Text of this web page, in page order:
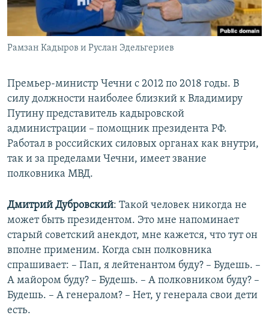
Рамзан Кадыров и Руслан Эдельгериев
Премьер-министр Чечни с 2012 по 2018 годы. В
силу должности наиболее близкий к Владимиру
Путину представитель кадыровской
администрации – помощник президента РФ.
Работал в российских силовых органах как внутри,
так и за пределами Чечни, имеет звание
полковника МВД.
Дмитрий Дубровский: Такой человек никогда не
может быть президентом. Это мне напоминает
старый советский анекдот, мне кажется, что тут он
вполне применим. Когда сын полковника
спрашивает: – Пап, я лейтенантом буду? – Будешь. –
А майором буду? – Будешь. – А полковником буду? –
Будешь. – А генералом? – Нет, у генерала свои дети
есть.